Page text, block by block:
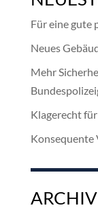
Für eine gute
Neues
Mehr
Klagerecht
ARCHIV